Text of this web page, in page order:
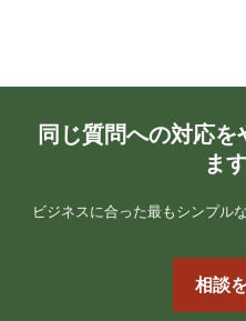
同じ質問への対応
ま
ビジネスに合った最もシンプル
相談